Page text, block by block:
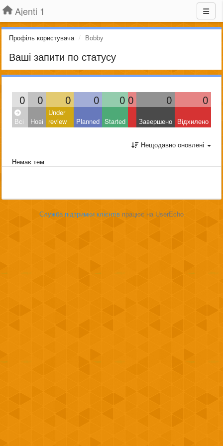
Ajenti 1
Профіль користувача Bobby
Ваші запити по статусу
0 0 0 0 0 0 0 0
Всі Нові
Under
review
Planned Started Завершено Відхилено
Нещодавно оновлені
Немає тем
Служба підтримки клієнтів працює на UserEcho